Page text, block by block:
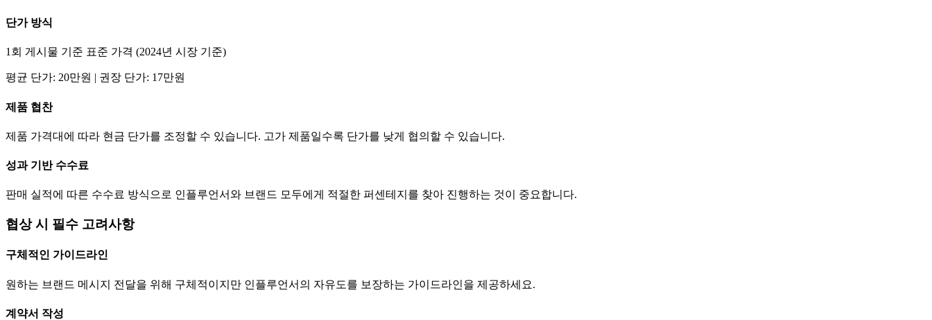
단가방식
1회 게시물 기준 표준 가격 (2024년 시장 기준)
평균 단가: 20만원 | 권장 단가: 17만원
제품 협찬
제품 가격대에 따라 현금 단가를 조정할 수 있습니다. 고가 제품일수록 단가를 낮게 협의할 수 있습니다.
성과 기반 수수료
판매 실적에 따른 수수료 방식으로 인플루언서와 브랜드 모두에게 적절한 퍼센테지를 찾아 진행하는 것이 중요합니다.
협상 시 필수 고려사항
구체적인 가이드라인
원하는 브랜드 메시지 전달을 위해 구체적이지만 인플루언서의 자유도를 보장하는 가이드라인을 제공하세요.
계약서 작성